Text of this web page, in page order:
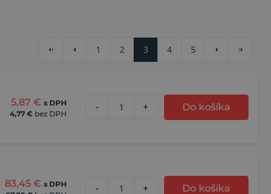
1 2 3 4 5
5,87 € s DPH
4,77 € bez DPH
- + Do košíka
83,45 € s DPH
- + Do košíka